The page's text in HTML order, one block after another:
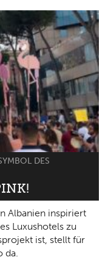
DES
Albanien inspiriert
Luxushotels zu
ist, stellt für
da.